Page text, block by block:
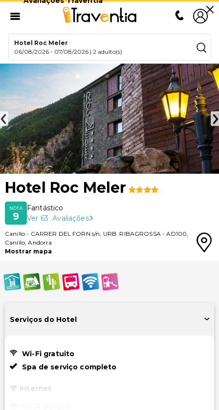
Hotel Roc Meler
06/08/2026 - 07/08/2026 |2 adulto(s)
Hotel Roc Meler
NOTA
9
Fantástico
Ver 63 Avaliações
Canillo - CARRER DEL FORN s/n, URB. RIBAGROSSA-AD100,
Canillo,Andorra
Mostrar mapa
Serviços do Hotel
Wi-Fi gratuito
Spa de serviço completo
Internet